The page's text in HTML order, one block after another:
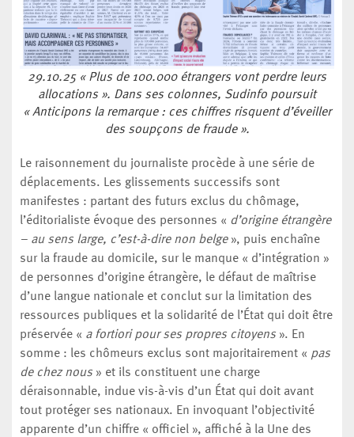
29.10.25 « Plus de 100.000 étrangers vont perdre leurs
allocations ». Dans ses colonnes, Sudinfo poursuit
« Anticipons la remarque : ces chiffres risquent d’éveiller
des soupçons de fraude ».
Le raisonnement du journaliste procède à une série de
déplacements. Les glissements successifs sont
manifestes : partant des futurs exclus du chômage,
l’éditorialiste évoque des personnes « d’origine étrangère
– au sens large, c’est-à-dire non belge», puis enchaîne
sur la fraude au domicile, sur le manque « d’intégration »
de personnes d’origine étrangère, le défaut de maîtrise
d’une langue nationale et conclut sur la limitation des
ressources publiques et la solidarité de l’État qui doit être
préservée « a fortiori pour ses propres citoyens ». En
somme : les chômeurs exclus sont majoritairement « pas
de chez nous » et ils constituent une charge
déraisonnable, indue vis-à-vis d’un État qui doit avant
tout protéger ses nationaux. En invoquant l’objectivité
apparente d’un chiffre « officiel », affiché à la Une des